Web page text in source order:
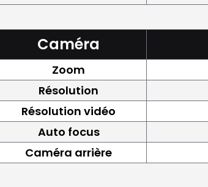
Caméra
Zoom
Résolution
Résolution vidéo
Auto focus
Caméra arrière